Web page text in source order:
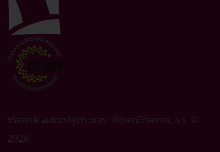
Vlastník autorských práv: RosenPharma, a.s. ©
2026